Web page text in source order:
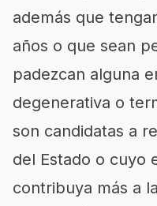
además que
años o que sean
padezcan alguna
degenerativa o
son candidatas a
del Estado o cuyo
contribuya más a